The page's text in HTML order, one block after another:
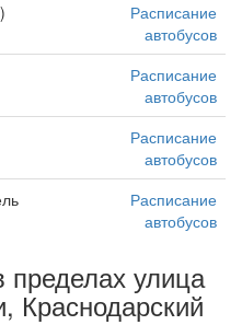
Расписание
автобусов
Расписание
автобусов
Расписание
автобусов
Расписание
автобусов
пределах улица
Краснодарский